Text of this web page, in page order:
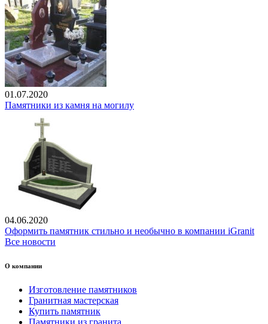
01.07.2020
Памятники из камня на могилу
04.06.2020
Оформить памятник стильно и необычно в компании iGranit
Все новости
О компании
Изготовление памятников
Гранитная мастерская
Купить памятник
Памятники из гранита